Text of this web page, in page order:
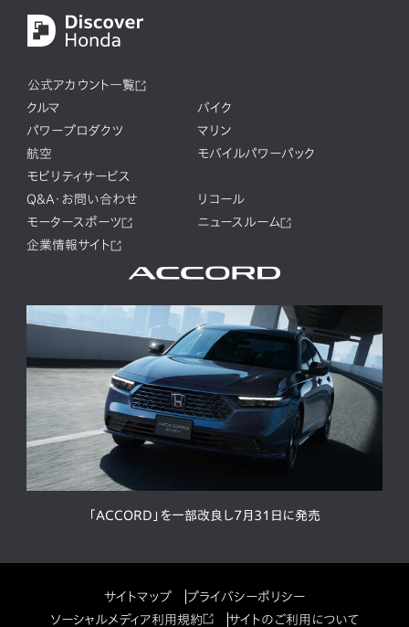
公式アカウント一覧
クルマ
バイク
パワープロダクツ
マリン
航空
モバイルパワーパック
モビリティサービス
Q&A・お問い合わせ
リコール
モータースポーツ
ニュースルーム
企業情報サイト
「ACCORD」を一部改良し7月31日に発売
サイトマップ
プライバシーポリシー
ソーシャルメディア利用規約
サイトのご利用について